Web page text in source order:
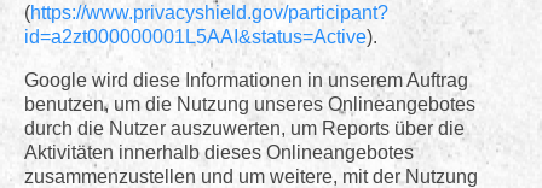
(https://www.privacyshield.gov/participant?
id=a2zt000000001L5AAI&status=Active).
Google wird diese Informationen in unserem Auftrag
benutzen, um die Nutzung unseres Onlineangebotes
durch die Nutzer auszuwerten, um Reports über die
Aktivitäten innerhalb dieses Onlineangebotes
zusammenzustellen und um weitere, mit der Nutzung